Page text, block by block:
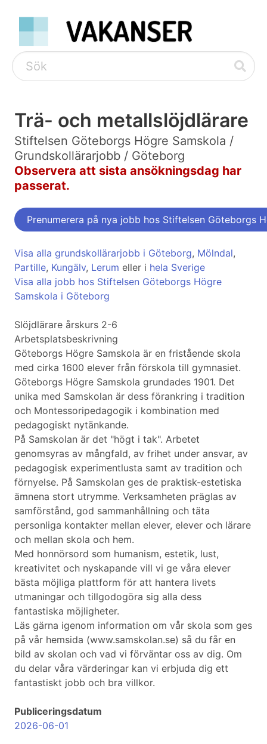
Trä- och metallslöjdlärare
Stiftelsen Göteborgs Högre Samskola /
Grundskollärarjobb / Göteborg
Observera att sista ansökningsdag har
passerat.
Prenumerera på nya jobb hos Stiftelsen Göteborgs
Visa alla grundskollärarjobb i Göteborg, Mölndal,
Partille, Kungälv, Lerum eller i hela Sverige
Visa alla jobb hos Stiftelsen Göteborgs Högre
Samskola i Göteborg
Slöjdlärare årskurs 2-6
Arbetsplatsbeskrivning
Göteborgs Högre Samskola är en fristående skola
med cirka 1600 elever från förskola till gymnasiet.
Göteborgs Högre Samskola grundades 1901. Det
unika med Samskolan är dess förankring i tradition
och Montessoripedagogik i kombination med
pedagogiskt nytänkande.
På Samskolan är det "högt i tak". Arbetet
genomsyras av mångfald, av frihet under ansvar, av
pedagogisk experimentlusta samt av tradition och
förnyelse. På Samskolan ges de praktisk-estetiska
ämnena stort utrymme. Verksamheten präglas av
samförstånd, god sammanhållning och täta
personliga kontakter mellan elever, elever och lärare
och mellan skola och hem.
Med honnörsord som humanism, estetik, lust,
kreativitet och nyskapande vill vi ge våra elever
bästa möjliga plattform för att hantera livets
utmaningar och tillgodogöra sig alla dess
fantastiska möjligheter.
Läs gärna igenom information om vår skola som ges
på vår hemsida (www.samskolan.se) så du får en
bild av skolan och vad vi förväntar oss av dig. Om
du delar våra värderingar kan vi erbjuda dig ett
fantastiskt jobb och bra villkor.
Publiceringsdatum
2026-06-01